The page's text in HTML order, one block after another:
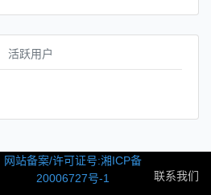
活跃用户
联系我们
网站备案/许可证号:湘ICP备
20006727号-1